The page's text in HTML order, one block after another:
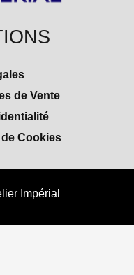
de Vente
Cookies
Impérial